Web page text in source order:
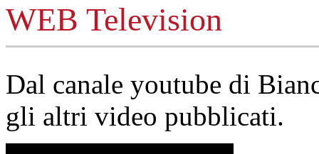
WEB Television
Dal canale youtube di
gli altri video pubblicati.